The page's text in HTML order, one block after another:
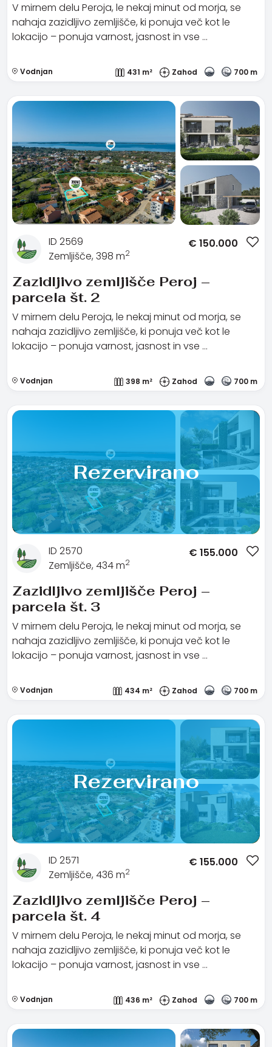
V mirnem delu Peroja, le nekaj minut od morja, se
nahaja zazidljivo zemljišče, ki ponuja več kot le
lokacijo – ponuja varnost, jasnost in vse …
Vodnjan 431 m² Zahod 700 m
ID 2569
Zemljišče, 398 m2
€ 150.000
Zazidljivo zemljišče Peroj –
parcela št. 2
V mirnem delu Peroja, le nekaj minut od morja, se
nahaja zazidljivo zemljišče, ki ponuja več kot le
lokacijo – ponuja varnost, jasnost in vse …
Vodnjan 398 m² Zahod 700 m
Rezervirano
ID 2570
Zemljišče, 434 m2
€ 155.000
Zazidljivo zemljišče Peroj –
parcela št. 3
V mirnem delu Peroja, le nekaj minut od morja, se
nahaja zazidljivo zemljišče, ki ponuja več kot le
lokacijo – ponuja varnost, jasnost in vse …
Vodnjan 434 m² Zahod 700 m
Rezervirano
ID 2571
Zemljišče, 436 m2
€ 155.000
Zazidljivo zemljišče Peroj –
parcela št. 4
V mirnem delu Peroja, le nekaj minut od morja, se
nahaja zazidljivo zemljišče, ki ponuja več kot le
lokacijo – ponuja varnost, jasnost in vse …
Vodnjan 436 m² Zahod 700 m